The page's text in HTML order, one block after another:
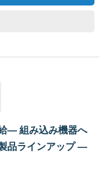
― 組み込み機器へ
品ラインアップ ―